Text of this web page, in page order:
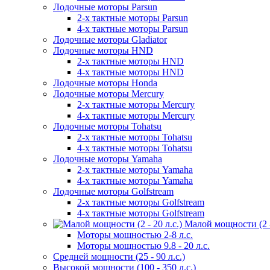
Лодочные моторы Parsun
2-х тактные моторы Parsun
4-х тактные моторы Parsun
Лодочные моторы Gladiator
Лодочные моторы HND
2-х тактные моторы HND
4-х тактные моторы HND
Лодочные моторы Honda
Лодочные моторы Mercury
2-х тактные моторы Mercury
4-х тактные моторы Mercury
Лодочные моторы Tohatsu
2-х тактные моторы Tohatsu
4-х тактные моторы Tohatsu
Лодочные моторы Yamaha
2-х тактные моторы Yamaha
4-х тактные моторы Yamaha
Лодочные моторы Golfstream
2-х тактные моторы Golfstream
4-х тактные моторы Golfstream
Малой мощности (2
Моторы мощностью 2-8 л.с.
Моторы мощностью 9.8 - 20 л.с.
Средней мощности (25 - 90 л.с.)
Высокой мощности (100 - 350 л.с.)